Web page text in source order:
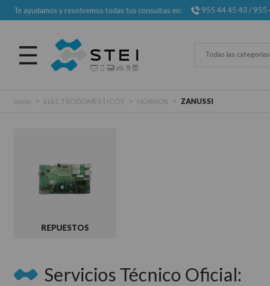
Te ayudamos y resolvemos todas tus consultas en: 955 44 45 43 /955
Todas las categorias
Inicio > ELECTRODOMÉSTICOS > HORNOS > ZANUSSI
REPUESTOS
Servicios Técnico Oficial: